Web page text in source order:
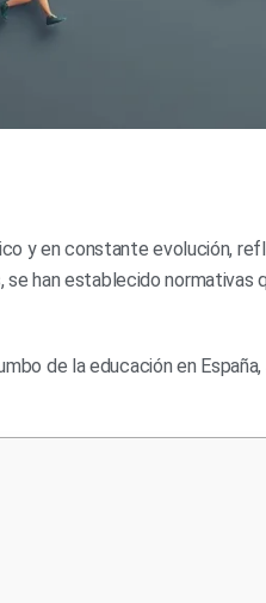
y en constante evolución,
han establecido normativas
de la educación en España,